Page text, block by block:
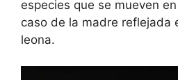
especies que se mueven
caso de la madre reflejada
leona.